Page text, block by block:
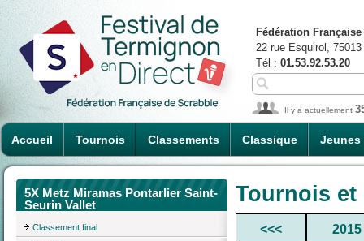
Accueil Tournois Classements Classique Jeunes
Fédération
22 rue Esquirol,
Tél : 01.53.92.53.20
Il y a actuellement
5X Metz Miramas Pontarlier Saint-
Seurin Vallet
Classement final
Tournois
<<< 2015